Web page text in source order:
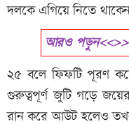
দলকে এগিয়ে নিতে
আরও
২৫ বলে ফিফটি পূরণ
গুরুত্বপূর্ণ জুটি গড়ে
রান করে আউট হলেও তখন